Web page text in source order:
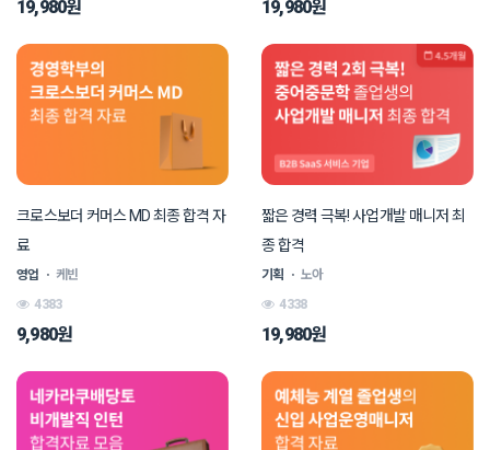
19,980원 19,980원
크로스보더 커머스 MD 최종 합격 자
료
영업 ㆍ 케빈
4383
9,980원
짧은 경력 극복! 사업개발 매니저 최
종 합격
기획 ㆍ 노아
4338
19,980원